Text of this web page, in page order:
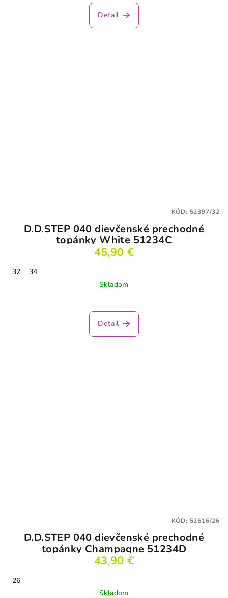
Detail
D.D.STEP 040 dievčenské prechodné
topánky White 51234C
45,90 €
32
34
Skladom
Detail
KÓD: 52397/32
D.D.STEP 040 dievčenské prechodné
topánky Champagne 51234D
43,90 €
26
Skladom
KÓD: 52616/26